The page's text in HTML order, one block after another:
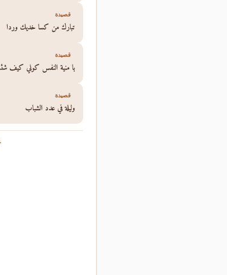
قصيدة
تبارك من كسا خديك وردا
قصيدة
يا منية النفس كوني كيف
قصيدة
وليلة في عدد الشباب